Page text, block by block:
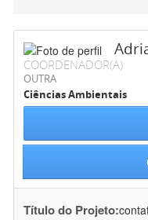
COORDENADOR(A)
OUTRA
Ciências Ambientais
Título do Projeto: